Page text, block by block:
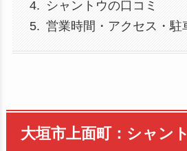
シャントウの口コミ
営業時間・アクセス・駐
大垣市上面町：シャン